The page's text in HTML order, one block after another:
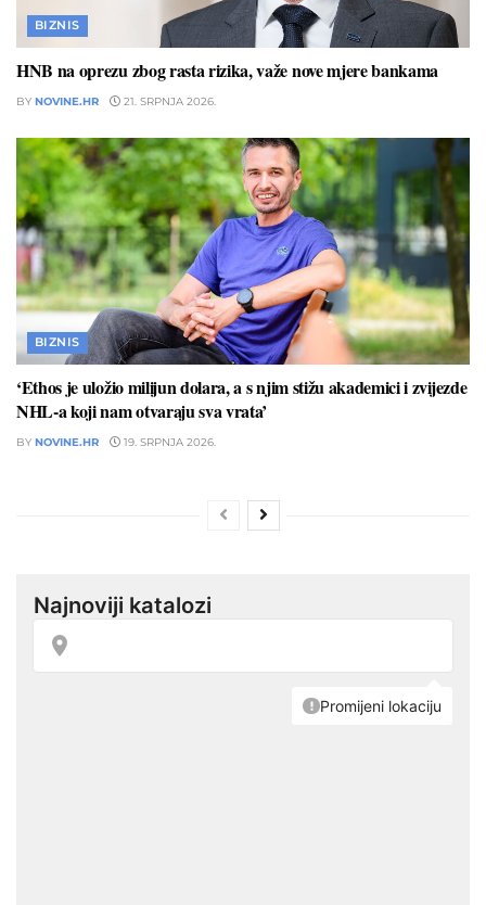
BIZNIS
HNB na oprezu zbog rasta rizika, važe nove mjere bankama
BY NOVINE.HR 21. SRPNJA 2026.
BIZNIS
‘Ethos je uložio milijun dolara, a s njim stižu akademici i zvijezde
NHL-a koji nam otvaraju sva vrata’
BY NOVINE.HR 19. SRPNJA 2026.